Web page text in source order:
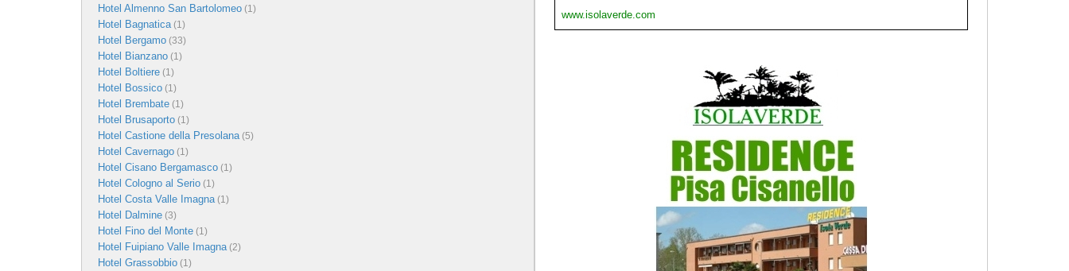
Hotel Almenno San Bartolomeo (1)
Hotel Bagnatica(1)
Hotel Bergamo (33)
Hotel Bianzano (1)
Hotel Boltiere (1)
Hotel Bossico (1)
Hotel Brembate (1)
Hotel Brusaporto (1)
Hotel Castione della Presolana(5)
Hotel Cavernago (1)
Hotel Cisano Bergamasco (1)
Hotel Cologno al Serio (1)
Hotel Costa Valle Imagna(1)
Hotel Dalmine (3)
Hotel Fino del Monte (1)
Hotel Fuipiano Valle Imagna(2)
Hotel Grassobbio (1)
www.isolaverde.com